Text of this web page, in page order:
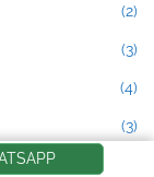
(2)
(3)
(4)
(3)